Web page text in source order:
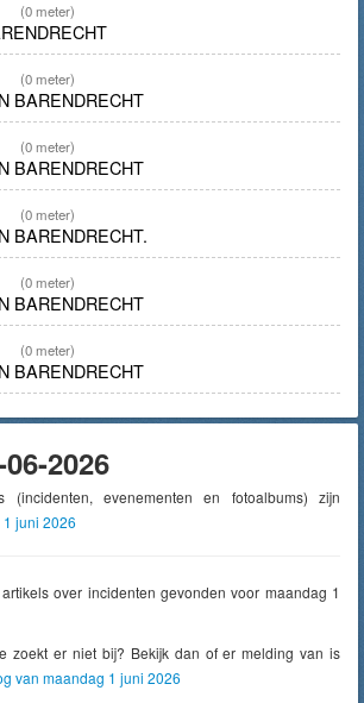
(0 meter)
(0 meter)
BARENDRECHT
(0 meter)
BARENDRECHT
(0 meter)
BARENDRECHT.
(0 meter)
BARENDRECHT
(0 meter)
BARENDRECHT
2026
(incidenten, evenementen en fotoalbums) zijn
juni 2026
over incidenten gevonden voor maandag 1
zoekt er niet bij? Bekijk dan of er melding van is
van maandag 1 juni 2026